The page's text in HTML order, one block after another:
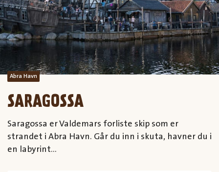
Abra Havn
SARAGOSSA
Saragossa er Valdemars forliste skip som er
strandet i Abra Havn. Går du inn i skuta, havner du i
en labyrint...